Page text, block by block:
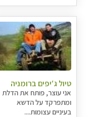
טיול ג′יפים ברומניה
אני עוצר, פותח את הדלת
ומתפרקד על הדשא
בעיניים עצומות....